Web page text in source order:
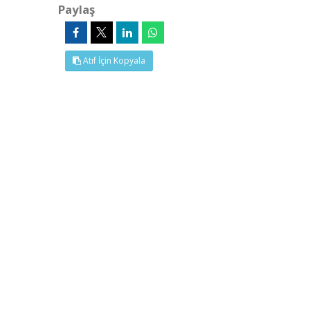
Paylaş
Atıf İçin Kopyala